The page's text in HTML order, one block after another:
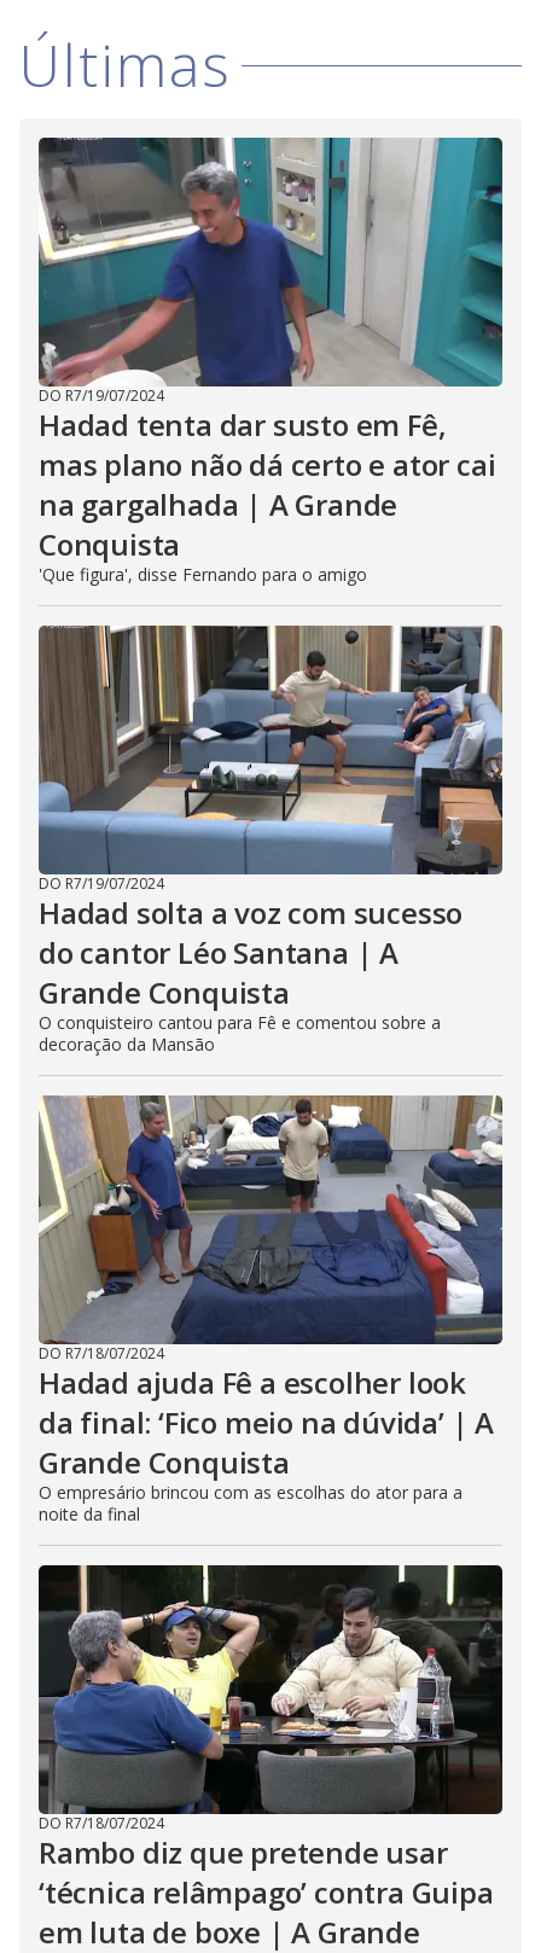
Últimas
DO R7/19/07/2024
Hadad tenta dar susto em Fê,
mas plano não dá certo e ator cai
na gargalhada | A Grande
Conquista
'Que figura', disse Fernando para o amigo
DO R7/19/07/2024
Hadad solta a voz com sucesso
do cantor Léo Santana | A
Grande Conquista
O conquisteiro cantou para Fê e comentou sobre a
decoração da Mansão
DO R7/18/07/2024
Hadad ajuda Fê a escolher look
da final: ‘Fico meio na dúvida’ | A
Grande Conquista
O empresário brincou com as escolhas do ator para a
noite da final
DO R7/18/07/2024
Rambo diz que pretende usar
‘técnica relâmpago’ contra Guipa
em luta de boxe | A Grande